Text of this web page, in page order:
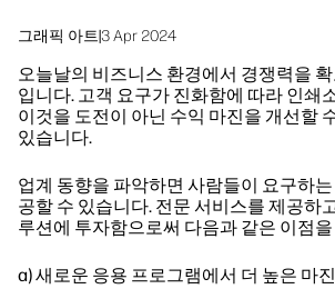
그래픽 아트|3 Apr 2024
오늘날의 비즈니스 환경에서 경쟁력을
입니다. 고객 요구가 진화함에 따라 인쇄
이것을 도전이 아닌 수익 마진을 개선할
있습니다.
업계 동향을 파악하면 사람들이 요구하
공할 수 있습니다. 전문 서비스를 제공하
루션에 투자함으로써 다음과 같은 이점
a) 새로운 응용 프로그램에서 더 높은 마